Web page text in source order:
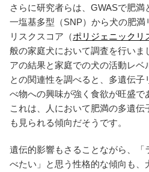
さらに研究者らは、GWASで肥
一塩基多型（SNP）から犬の肥
リスクスコア（ポリジェニックリ
般の家庭犬において調査を行いま
アの結果と家庭での犬の活動レ
との関連性を調べると、多遺伝
べ物への興味が強く食欲が旺盛で
これは、人において肥満の多遺伝
も見られる傾向だそうです。
遺伝的影響もさることながら、「
べたい」と思う性格的な傾向も、